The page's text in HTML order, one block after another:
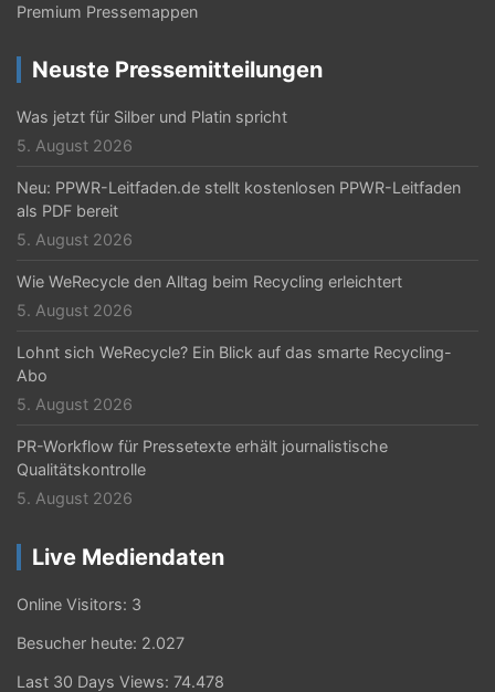
Premium Pressemappen
Neuste Pressemitteilungen
Was jetzt für Silber und Platin spricht
5. August 2026
Neu: PPWR-Leitfaden.de stellt kostenlosen PPWR-Leitfaden
als PDF bereit
5. August 2026
Wie WeRecycle den Alltag beim Recycling erleichtert
5. August 2026
Lohnt sich WeRecycle? Ein Blick auf das smarte Recycling-
Abo
5. August 2026
PR-Workflow für Pressetexte erhält journalistische
Qualitätskontrolle
5. August 2026
Live Mediendaten
Online Visitors: 3
Besucher heute: 2.027
Last 30 Days Views: 74.478